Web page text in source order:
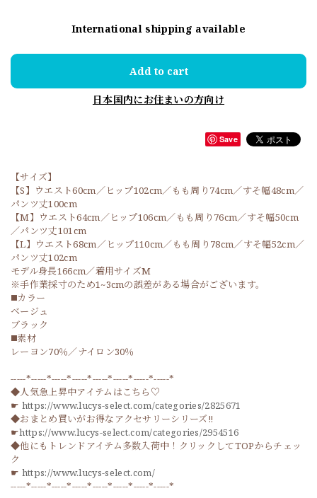
International shipping available
Add to cart
日本国内にお住まいの方向け
Save
【サイズ】
【S】ウエスト60cm／ヒップ102cm／もも周り74cm／すそ幅48cm／
パンツ丈100cm
【M】ウエスト64cm／ヒップ106cm／もも周り76cm／すそ幅50cm
／パンツ丈101cm
【L】ウエスト68cm／ヒップ110cm／もも周り78cm／すそ幅52cm／
パンツ丈102cm
モデル身長166cm／着用サイズM
※手作業採寸のため1~3cmの誤差がある場合がございます。
◼️カラー
ベージュ
ブラック
◼️素材
レーヨン70％／ナイロン30％
-----*-----*-----*-----*-----*-----*-----*-----*
◆人気急上昇中アイテムはこちら♡
☛ https://www.lucys-select.com/categories/2825671
◆おまとめ買いがお得なアクセサリーシリーズ‼
☛https://www.lucys-select.com/categories/2954516
◆他にもトレンドアイテム多数入荷中！クリックしてTOPからチェッ
ク
☛ https://www.lucys-select.com/
-----*-----*-----*-----*-----*-----*-----*-----*